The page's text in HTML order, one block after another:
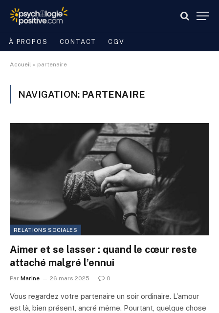
À PROPOS CONTACT CGV
Accueil » partenaire
NAVIGATION: PARTENAIRE
RELATIONS SOCIALES
Aimer et se lasser : quand le cœur reste
attaché malgré l’ennui
Par Marine 26 mars 2025 0
Vous regardez votre partenaire un soir ordinaire. L’amour
est là, bien présent, ancré même. Pourtant, quelque chose